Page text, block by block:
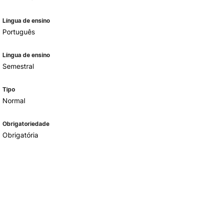
Língua de ensino
Português
Língua de ensino
Semestral
Tipo
Normal
Obrigatoriedade
Obrigatória